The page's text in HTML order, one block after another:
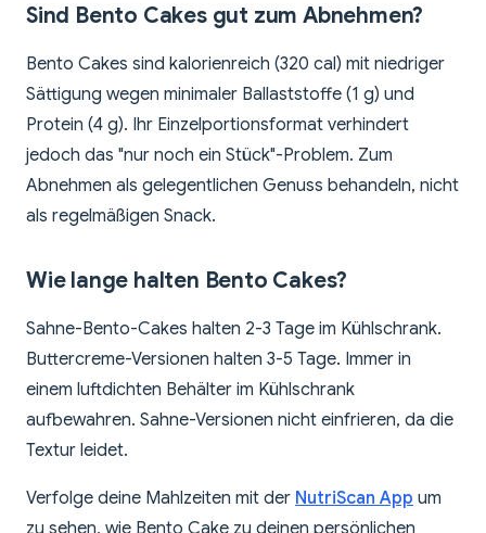
Sind Bento Cakes gut zum Abnehmen?
Bento Cakes sind kalorienreich (320 cal) mit niedriger
Sättigung wegen minimaler Ballaststoffe (1 g) und
Protein (4 g). Ihr Einzelportionsformat verhindert
jedoch das "nur noch ein Stück"-Problem. Zum
Abnehmen als gelegentlichen Genuss behandeln, nicht
als regelmäßigen Snack.
Wie lange halten Bento Cakes?
Sahne-Bento-Cakes halten 2-3 Tage im Kühlschrank.
Buttercreme-Versionen halten 3-5 Tage. Immer in
einem luftdichten Behälter im Kühlschrank
aufbewahren. Sahne-Versionen nicht einfrieren, da die
Textur leidet.
Verfolge deine Mahlzeiten mit der NutriScan App um